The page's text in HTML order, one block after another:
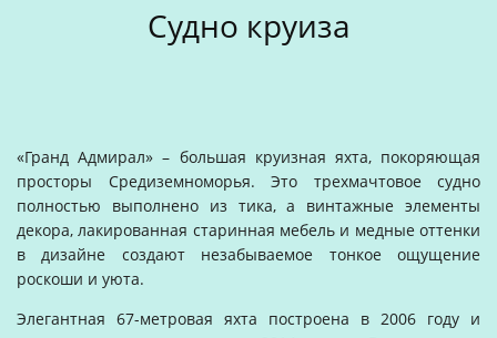
Судно круиза
«Гранд Адмирал» – большая круизная яхта, покоряющая
просторы Средиземноморья. Это трехмачтовое судно
полностью выполнено из тика, а винтажные элементы
декора, лакированная старинная мебель и медные оттенки
в дизайне создают незабываемое тонкое ощущение
роскоши и уюта.
Элегантная 67-метровая яхта построена в 2006 году и